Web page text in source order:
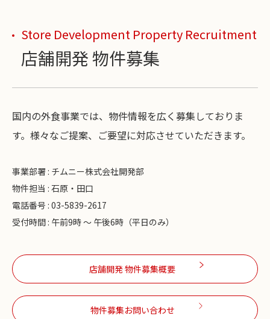
Store Development Property Recruitment
店舗開発 物件募集
国内の外食事業では、物件情報を広く募集しておりま
す。様々なご提案、ご要望に対応させていただきます。
事業部署 : チムニー株式会社開発部
物件担当 : 石原・田口
電話番号 : 03-5839-2617
受付時間 : 午前9時 ～ 午後6時（平日のみ）
店舗開発 物件募集概要
物件募集お問い合わせ